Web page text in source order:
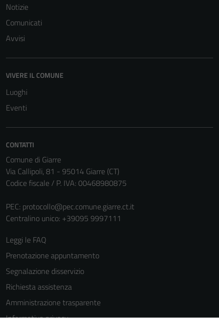
Notizie
Comunicati
Avvisi
VIVERE IL COMUNE
Luoghi
Eventi
CONTATTI
Comune di Giarre
Via Callipoli, 81 - 95014 Giarre (CT)
Codice fiscale / P. IVA: 00468980875
PEC: protocollo@pec.comune.giarre.ct.it
Centralino unico: +39095 9997111
Leggi le FAQ
Prenotazione appuntamento
Segnalazione disservizio
Richiesta assistenza
Amministrazione trasparente
Questi cookie
non raccolgono